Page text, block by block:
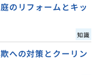
のリフォームとキッ
知識
への対策とクーリン